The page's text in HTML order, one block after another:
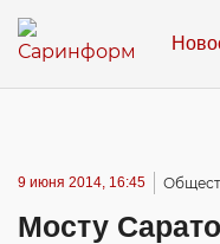
9 июня 2014, 16:45
Мосту